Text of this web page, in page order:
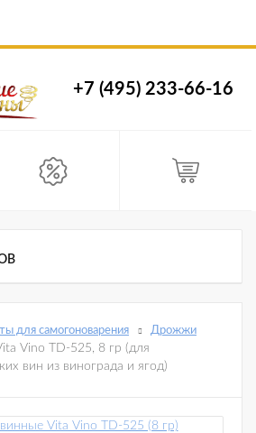
+7 (495) 233-66-16
для самогоноварения Дрожжи
Vino TD-525, 8 гр (для
вин из винограда и ягод)